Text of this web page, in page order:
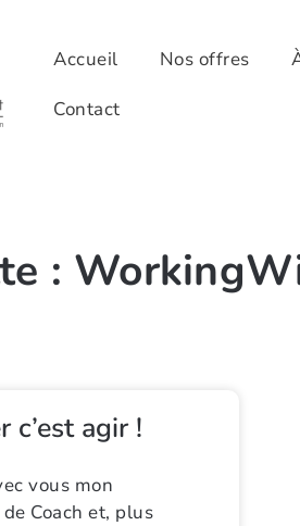
Accueil Nos offres
Contact
:
c’est agir !
vous mon
Coach et, plus